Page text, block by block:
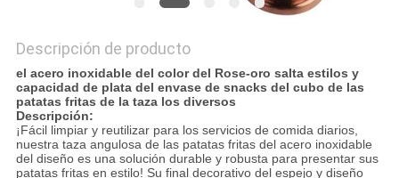
Descripción de producto
el acero inoxidable del color del Rose-oro salta estilos y
capacidad de plata del envase de snacks del cubo de las
patatas fritas de la taza los diversos
Descripción:
¡Fácil limpiar y reutilizar para los servicios de comida diarios,
nuestra taza angulosa de las patatas fritas del acero inoxidable
del diseño es una solución durable y robusta para presentar sus
patatas fritas en estilo! Su final decorativo del espejo y diseño